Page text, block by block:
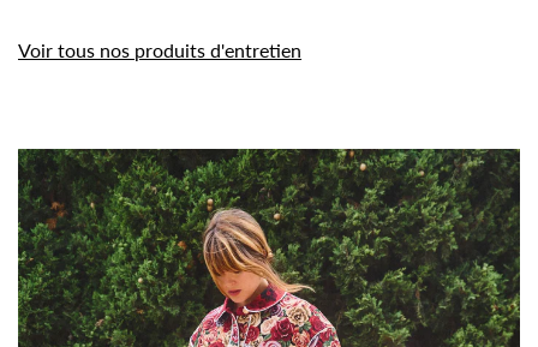
Voir tous nos produits d'entretien